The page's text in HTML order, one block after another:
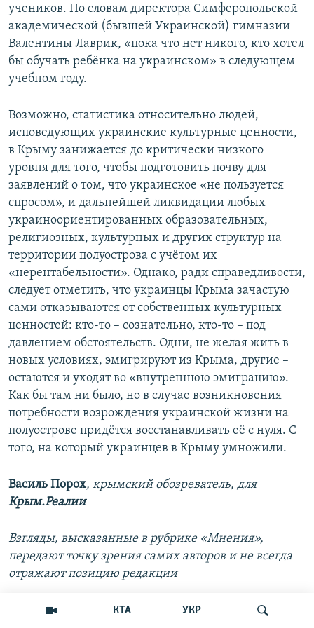
КТА УКР
учеников. По словам директора Симферопольской
академической (бывшей Украинской) гимназии
Валентины Лаврик, «пока что нет никого, кто хотел
бы обучать ребёнка на украинском» в следующем
учебном году.
Возможно, статистика относительно людей,
исповедующих украинские культурные ценности,
в Крыму занижается до критически низкого
уровня для того, чтобы подготовить почву для
заявлений о том, что украинское «не пользуется
спросом», и дальнейшей ликвидации любых
украиноориентированных образовательных,
религиозных, культурных и других структур на
территории полуострова с учётом их
«нерентабельности». Однако, ради справедливости,
следует отметить, что украинцы Крыма зачастую
сами отказываются от собственных культурных
ценностей: кто-то – сознательно, кто-то – под
давлением обстоятельств. Одни, не желая жить в
новых условиях, эмигрируют из Крыма, другие –
остаются и уходят во «внутреннюю эмиграцию».
Как бы там ни было, но в случае возникновения
потребности возрождения украинской жизни на
полуострове придётся восстанавливать её с нуля. С
того, на который украинцев в Крыму умножили.
Василь Порох, крымский обозреватель, для
Крым.Реалии
Взгляды, высказанные в рубрике «Мнения»,
передают точку зрения самих авторов и не всегда
отражают позицию редакции
Поделиться Читать без VPN Follow us